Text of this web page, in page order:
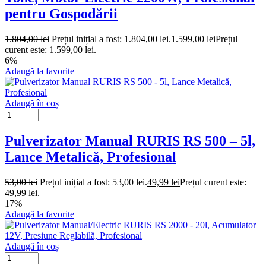
pentru Gospodării
1.804,00lei Prețul inițial a fost: 1.804,00 lei.1.599,00 leiPrețul
curent este: 1.599,00 lei.
6%
Adaugă la favorite
Adaugă în coș
Pulverizator Manual RURIS RS 500 – 5l,
Lance Metalică, Profesional
53,00lei Prețul inițial a fost: 53,00 lei.49,99 leiPrețul curent este:
49,99 lei.
17%
Adaugă la favorite
Adaugă în coș